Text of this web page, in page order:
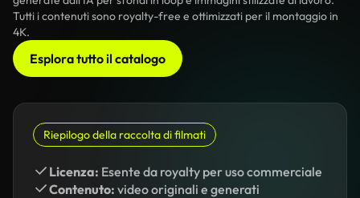
Tutti i contenuti sono royalty-free e ottimizzati per il montaggio in
4K.
Esplora tutto il catalogo
Riepilogo della raccolta di filmati
Licenza: Esente da royalty per uso commerciale
Contenuto: video originali e generati